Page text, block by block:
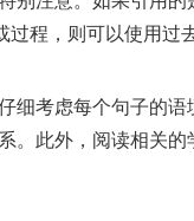
程，则可以使用过
细考虑每个句子的
。此外，阅读相关